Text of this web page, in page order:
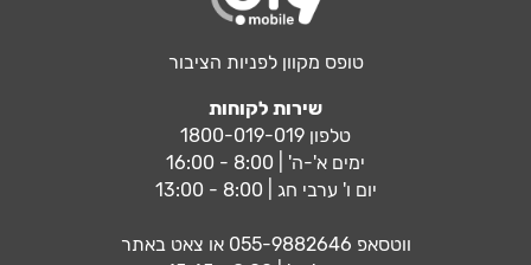
טופס מקוון לפניות הציבור
שירות לקוחות
טלפון 1800-019-019
ימים א'-ה' | 8:00 - 16:00
יום ו' ערבי חג | 8:00 - 13:00
ווטסאפ 055-9882646 או צאט באתר